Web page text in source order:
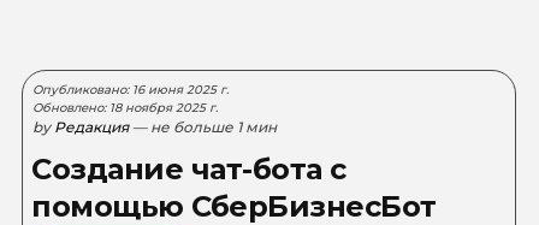
Опубликовано: 16 июня 2025 г.
Обновлено: 18 ноября 2025 г.
by Редакция — не больше 1 мин
Создание чат-бота с
помощью СберБизнесБот